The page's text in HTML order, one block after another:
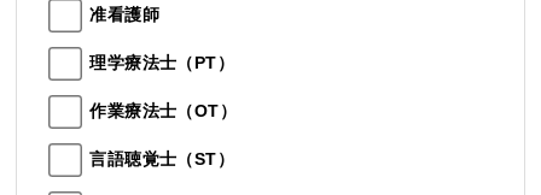
准看護師
理学療法士（PT）
作業療法士（OT）
言語聴覚士（ST）